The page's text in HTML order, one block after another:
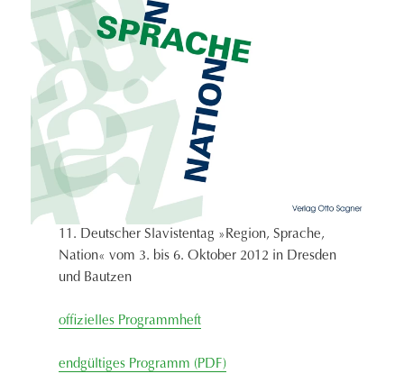
11. Deutscher Slavistentag »Region, Sprache,
Nation« vom 3. bis 6. Oktober 2012 in Dresden
und Bautzen
offizielles Programmheft
endgültiges Programm (PDF)